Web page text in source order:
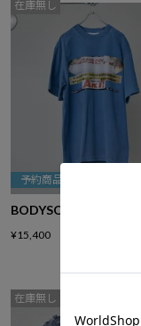
予約商品
BODYSONG.
¥15,400
在庫無し
在庫無し